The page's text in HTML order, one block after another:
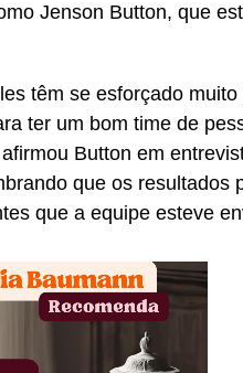
Jenson Button, que
têm se esforçado
ter um bom time de
afirmou Button em
que os resultados
que a equipe esteve